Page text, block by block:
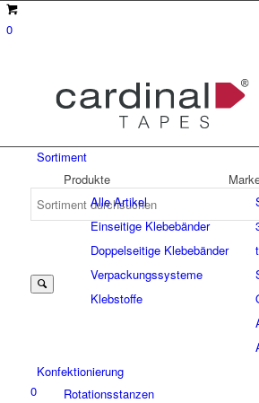
0
0
Sortiment
Produkte
Alle Artikel
Einseitige Klebebänder
Doppelseitige Klebebänder
Verpackungssysteme
Klebstoffe
Konfektionierung
Rotationsstanzen